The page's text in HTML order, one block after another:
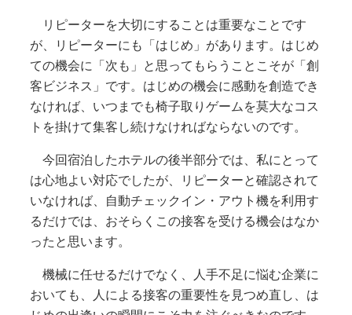
リピーターを大切にすることは重要なことです
が、リピーターにも「はじめ」があります。はじめ
ての機会に「次も」と思ってもらうことこそが「創
客ビジネス」です。はじめの機会に感動を創造でき
なければ、いつまでも椅子取りゲームを莫大なコス
トを掛けて集客し続けなければならないのです。
今回宿泊したホテルの後半部分では、私にとって
は心地よい対応でしたが、リピーターと確認されて
いなければ、自動チェックイン・アウト機を利用す
るだけでは、おそらくこの接客を受ける機会はなか
ったと思います。
機械に任せるだけでなく、人手不足に悩む企業に
おいても、人による接客の重要性を見つめ直し、は